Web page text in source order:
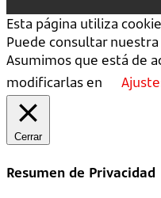
Esta página utiliza
Puede consultar nuestra
Asumimos que está de
modificarlas en
Cerrar
Resumen de Privacidad